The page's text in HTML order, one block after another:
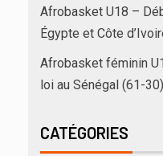
Afrobasket U18 –
Égypte et Côte
Afrobasket féminin
loi au Sénégal (61-30)
CATÉGORIES